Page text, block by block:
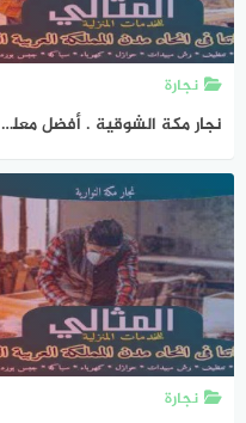
نجارة
نجار مكة الشوقية . أفضل معلم نجارة بالشوقيه 0543693221 المثالى للنجارة
نجارة